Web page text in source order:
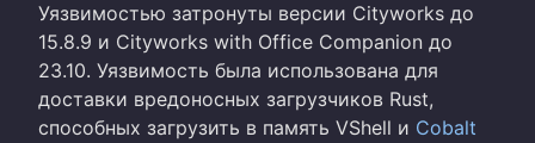
Уязвимостью затронуты версии Cityworks до
15.8.9 и Cityworks with Office Companion до
23.10. Уязвимость была использована для
доставки вредоносных загрузчиков Rust,
способных загрузить в память VShell и Cobalt